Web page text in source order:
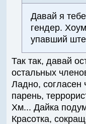
Давай я
гендер.
упавший
Так так, давай
остальных
Ладно, согласен
парень,
Хм... Дайка
Красотка,